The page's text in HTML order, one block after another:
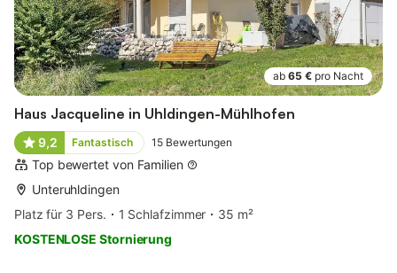
ab 65 € pro Nacht
Haus Jacqueline in Uhldingen-Mühlhofen
9,2 Fantastisch 15 Bewertungen
Top bewertet von Familien
Unteruhldingen
Platz für 3 Pers.
1 Schlafzimmer
35 m²
KOSTENLOSE Stornierung